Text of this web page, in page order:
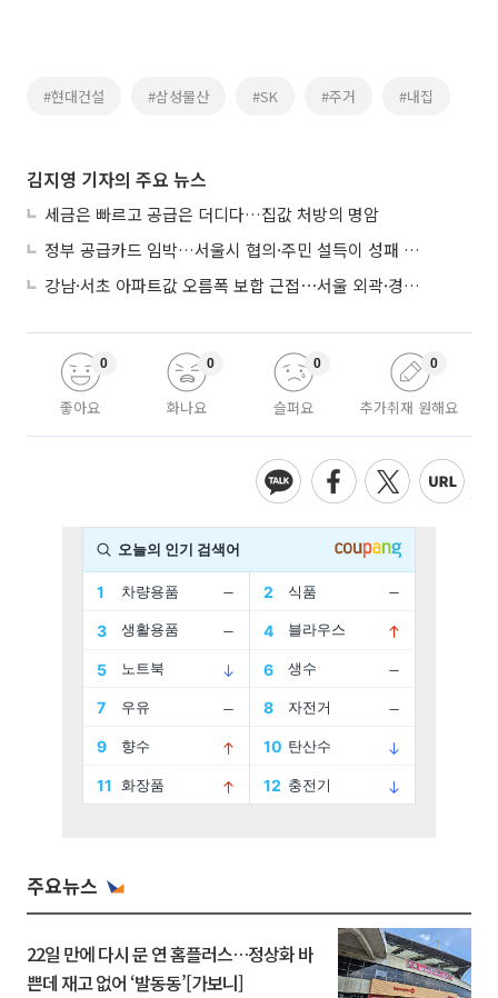
#현대건설 #삼성물산 #SK #주거 #내집
김지영 기자의 주요 뉴스
세금은 빠르고 공급은 더디다…집값 처방의 명암
정부 공급카드 임박…서울시 협의·주민 설득이 성패 가른다
강남·서초 아파트값 오름폭 보합 근접⋯서울 외곽·경기 남부 중심 매수세
좋아요
0
화나요
0
슬퍼요
0
추가취재 원해요
0
주요뉴스
22일 만에 다시 문 연 홈플러스…정상화 바
쁜데 재고 없어 ‘발동동’[가보니]